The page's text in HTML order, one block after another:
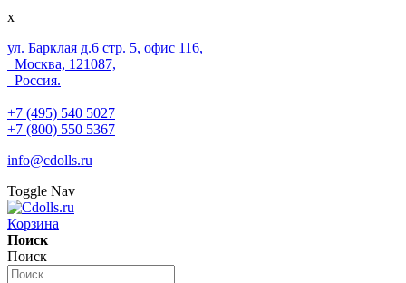
x
ул. Барклая д.6 стр. 5, офис 116,
Москва, 121087,
Россия.
+7 (495) 540 5027
+7 (800) 550 5367
info@cdolls.ru
Toggle Nav
Корзина
Поиск
Поиск